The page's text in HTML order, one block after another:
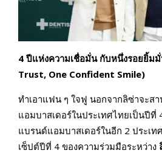
4 ปีแห่งความเชื่อมั่น กับหนึ่งรอยยิ้ม
Trust, One Confident Smile)
ทำเอาแฟน ๆ ใจฟู นอกจากลิซ่าจะส
แอมบาสเดอร์ในประเทศไทยเป็นปีที่
แบรนด์แอมบาสเดอร์ในอีก 2 ประเ
เซ็ปต์ปีที่ 4 ของความร่วมมือระหว่าง